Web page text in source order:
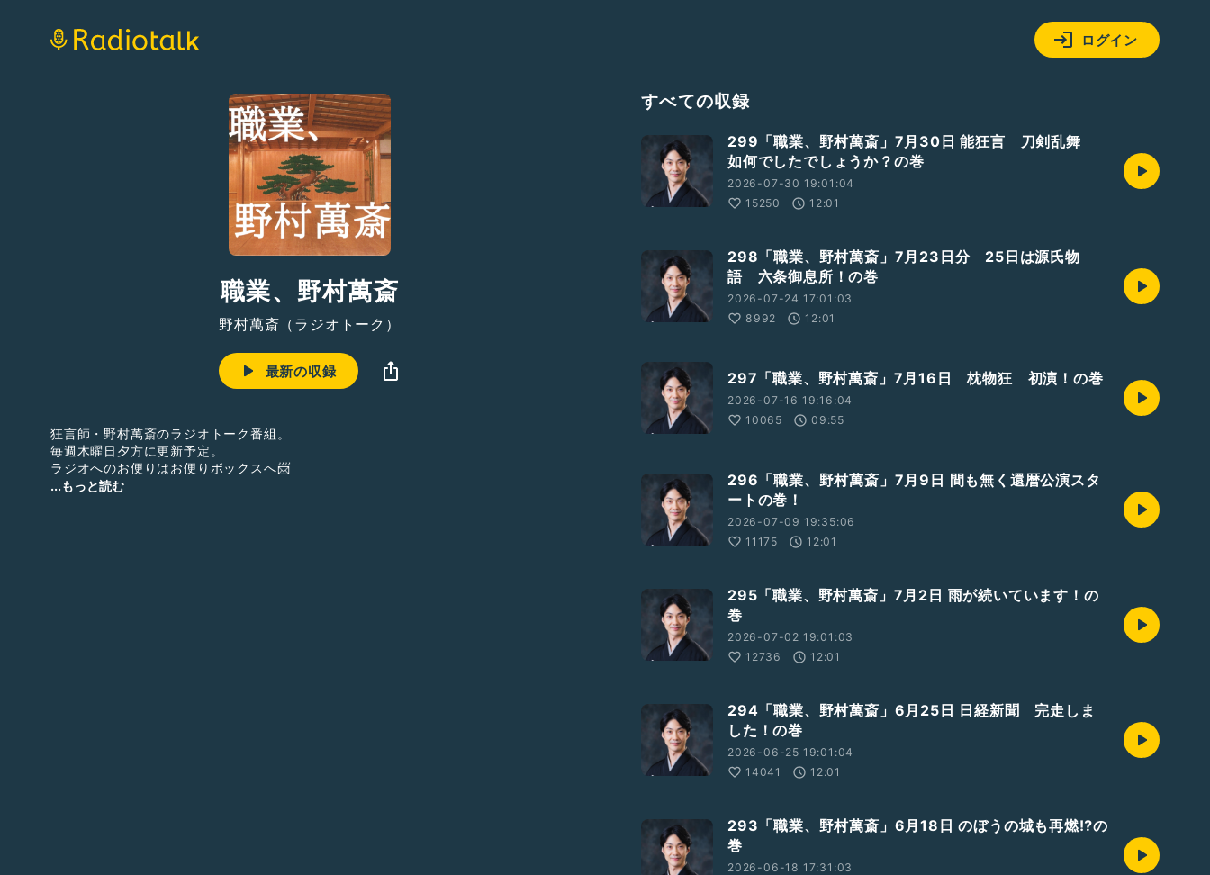
ログイン
職業、野村萬斎
野村萬斎（ラジオトーク）
最新の収録
狂言師・野村萬斎のラジオトーク番組。
毎週木曜日夕方に更新予定。
ラジオへのお便りはお便りボックスへ📨
...もっと読む
すべての収録
299「職業、野村萬斎」7月30日 能狂言 刀剣乱舞
如何でしたでしょうか？の巻
2026-07-30 19:01:04
15250
12:01
298「職業、野村萬斎」7月23日分 25日は源氏物
語 六条御息所！の巻
2026-07-24 17:01:03
8992
12:01
297「職業、野村萬斎」7月16日 枕物狂 初演！の巻
2026-07-16 19:16:04
10065
09:55
296「職業、野村萬斎」7月9日 間も無く還暦公演スタ
ートの巻！
2026-07-09 19:35:06
11175
12:01
295「職業、野村萬斎」7月2日 雨が続いています！の
巻
2026-07-02 19:01:03
12736
12:01
294「職業、野村萬斎」6月25日 日経新聞 完走しま
した！の巻
2026-06-25 19:01:04
14041
12:01
293「職業、野村萬斎」6月18日 のぼうの城も再燃⁉︎の
巻
2026-06-18 17:31:03